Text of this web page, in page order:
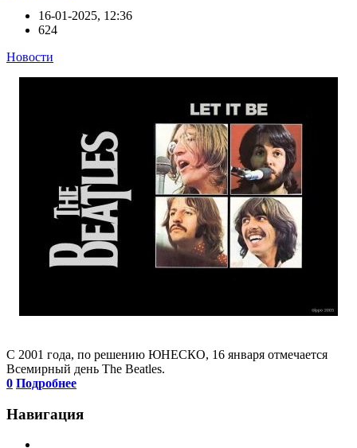
16-01-2025, 12:36
624
Новости
C 2001 года, по решению ЮНЕСКО, 16 января отмечается
Всемирный день The Beatles.
0 Подробнее
Навигация